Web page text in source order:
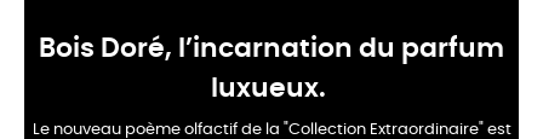
Bois Doré, l’incarnation du parfum
luxueux.
Le nouveau poème olfactif de la "Collection Extraordinaire" est